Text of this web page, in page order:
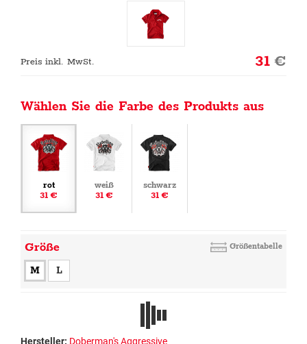
Preis inkl. MwSt. 31€
Wählen Sie die Farbe des Produkts aus
rot
31 €
weiß
31 €
schwarz
31 €
Größe Größentabelle
M L
Hersteller: Doberman's Aggressive